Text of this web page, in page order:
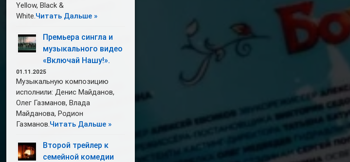
Yellow, Black &
White.Читать Дальше »
Премьера сингла и
музыкального видео
«Включай Нашу!».
01.11.2025
Музыкальную композицию
исполнили: Денис Майданов,
Олег Газманов, Влада
Майданова, Родион
Газманов.Читать Дальше »
Второй трейлер к
семейной комедии